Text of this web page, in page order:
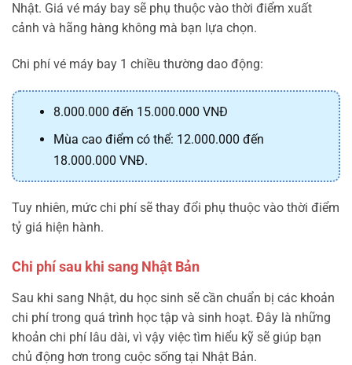
Nhật. Giá vé máy bay sẽ phụ thuộc vào thời điểm xuất
cảnh và hãng hàng không mà bạn lựa chọn.
Chi phí vé máy bay 1 chiều thường dao động:
8.000.000 đến 15.000.000 VNĐ
Mùa cao điểm có thể: 12.000.000 đến
18.000.000 VNĐ.
Tuy nhiên, mức chi phí sẽ thay đổi phụ thuộc vào thời điểm
tỷ giá hiện hành.
Chi phí sau khi sang Nhật Bản
Sau khi sang Nhật, du học sinh sẽ cần chuẩn bị các khoản
chi phí trong quá trình học tập và sinh hoạt. Đây là những
khoản chi phí lâu dài, vì vậy việc tìm hiểu kỹ sẽ giúp bạn
chủ động hơn trong cuộc sống tại Nhật Bản.